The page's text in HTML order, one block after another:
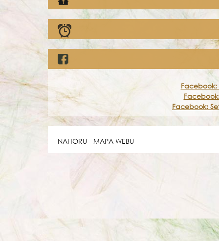
Facebook:
Facebook:
NAHORU - MAPA WEBU